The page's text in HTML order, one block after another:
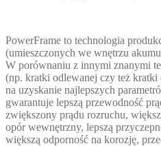
PowerFrame to technologia
(umieszczonych we wnętrzu
W porównaniu z innymi znanymi
(np. kratki odlewanej czy też
na uzyskanie najlepszych
gwarantuje lepszą przewodność
zwiększony prądu rozruchu,
opór wewnętrzny, lepszą
większą odporność na korozję,